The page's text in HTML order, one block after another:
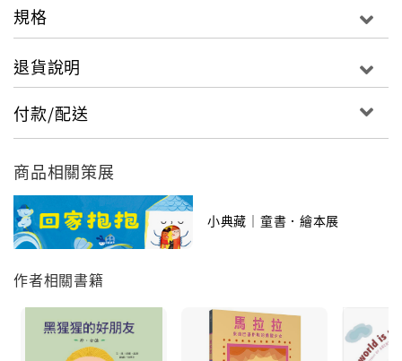
規格
退貨說明
付款/配送
商品相關策展
小典藏｜童書．繪本展
作者相關書籍